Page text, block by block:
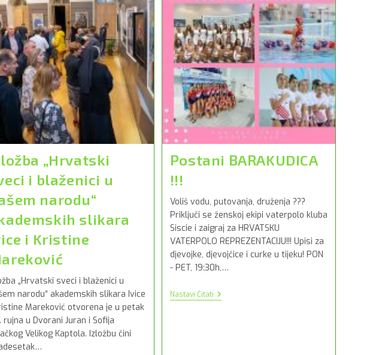
Stranice
„Hrvatski
i blaženici u
narodu“
slikara
i Kristine
„Hrvatski sveci i blaženici u
narodu“ akademskih slikara Ivice
Mareković otvorena je u petak
rujna u Dvorani Juran i Sofija
Velikog Kaptola. Izložbu čini
Postani BARAKUDICA
!!!
Voliš vodu, putovanja, druženja ???
Priključi se ženskoj ekipi vaterpolo kluba
Siscie i zaigraj za HRVATSKU
VATERPOLO REPREZENTACIJU!!! Upisi za
djevojke, djevojčice i curke u tijeku! PON
- PET, 19:30h,…
Nastavi ČitatiPostani
BARAKUDICA